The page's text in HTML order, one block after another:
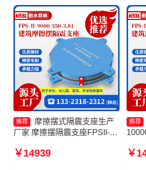
推荐
摩擦摆式隔震支座生产
厂家 摩擦摆隔震支座FPSII-
摆隔震支座FPSII-4000-350-
￥14939
推荐
￥